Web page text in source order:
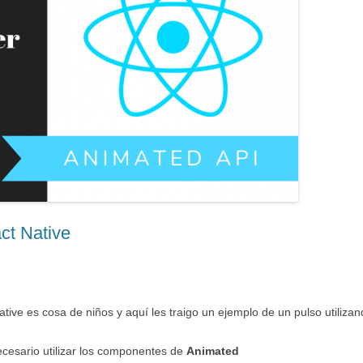
Native
es cosa de niños y aquí les traigo un ejemplo de un pulso
utilizar los componentes de Animated